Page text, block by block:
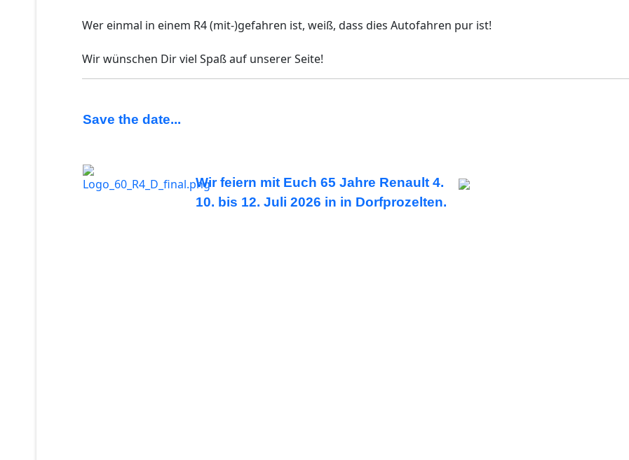
Wer einmal in einem R4 (mit-)gefahren ist, weiß, dass dies Autofahren pur ist!
Wir wünschen Dir viel Spaß auf unserer Seite!
Save the date...
Wir feiern mit Euch 65 Jahre Renault 4.
10. bis 12. Juli 2026 in in Dorfprozelten.